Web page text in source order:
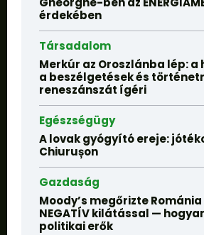
érdekében
Társadalom
Merkúr az Oroszlánba lép: a
a beszélgetések és
reneszánszát ígéri
Egészségügy
A lovak gyógyító ereje:
Chiurușon
Gazdaság
Moody’s megőrizte
NEGATÍV kilátással —
politikai erők